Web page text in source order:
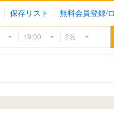
保存リスト 無料会員登録/